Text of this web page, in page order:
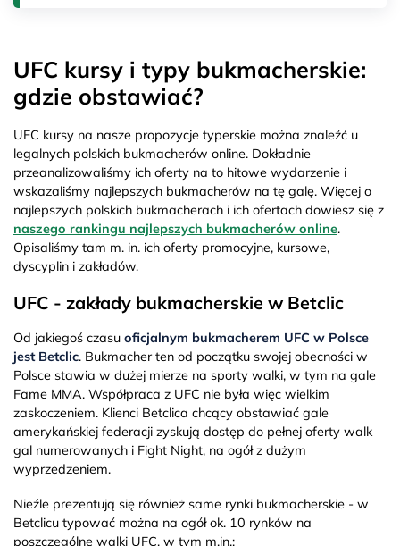
UFC kursy i typy bukmacherskie:
gdzie obstawiać?
UFC kursy na nasze propozycje typerskie można znaleźć u
legalnych polskich bukmacherów online. Dokładnie
przeanalizowaliśmy ich oferty na to hitowe wydarzenie i
wskazaliśmy najlepszych bukmacherów na tę galę. Więcej o
najlepszych polskich bukmacherach i ich ofertach dowiesz się z
naszego rankingu najlepszych bukmacherów online.
Opisaliśmy tam m. in. ich oferty promocyjne, kursowe,
dyscyplin i zakładów.
UFC - zakłady bukmacherskie w Betclic
Od jakiegoś czasu oficjalnym bukmacherem UFC w Polsce
jest Betclic. Bukmacher ten od początku swojej obecności w
Polsce stawia w dużej mierze na sporty walki, w tym na gale
Fame MMA. Współpraca z UFC nie była więc wielkim
zaskoczeniem. Klienci Betclica chcący obstawiać gale
amerykańskiej federacji zyskują dostęp do pełnej oferty walk
gal numerowanych i Fight Night, na ogół z dużym
wyprzedzeniem.
Nieźle prezentują się również same rynki bukmacherskie - w
Betclicu typować można na ogół ok. 10 rynków na
poszczególne walki UFC, w tym m.in.: